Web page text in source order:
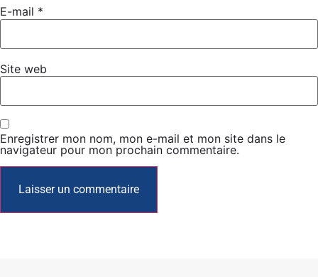
E-mail *
Site web
Enregistrer mon nom, mon e-mail et mon site dans le
navigateur pour mon prochain commentaire.